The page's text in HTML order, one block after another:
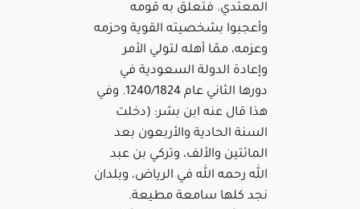
المعتدي. فتعلق به قومه
وأعجبوا بشخصيته القوية وحزمه
وعزمه، ممّا أهله لتولي الأمر
وإعادة الدولة السعودية في
دورها الثاني عام 1240/1824. وفي
هذا قال عنه ابن بشر: (دخلت
السنة الحادية والأربعون بعد
المائتين والألف، وتركي بن عبد
الله رحمه الله في الرياض، وبلدان
نجد كلها سامعة مطيعة.